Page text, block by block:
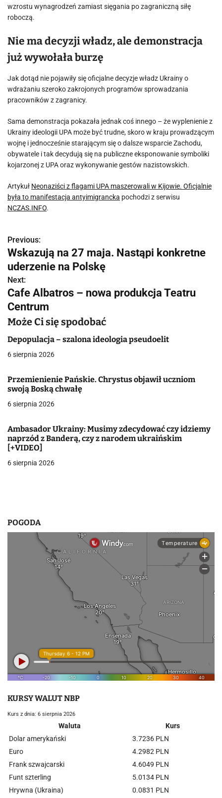
wzrostu wynagrodzeń zamiast sięgania po zagraniczną siłę
roboczą.
Nie ma decyzji władz, ale demonstracja
już wywołała burzę
Jak dotąd nie pojawiły się oficjalne decyzje władz Ukrainy o
wdrażaniu szeroko zakrojonych programów sprowadzania
pracowników z zagranicy.
Sama demonstracja pokazała jednak coś innego – że wyplenienie z
Ukrainy ideologii UPA może być trudne, skoro w kraju prowadzącym
wojnę i jednocześnie starającym się o dalsze wsparcie Zachodu,
obywatele i tak decydują się na publiczne eksponowanie symboliki
kojarzonej z UPA oraz wykonywanie gestów nazistowskich.
Artykuł Neonaziści z flagami UPA maszerowali w Kijowie. Oficjalnie
była to manifestacja antyimigrancka pochodzi z serwisu
NCZAS.INFO.
N
a
w
i
g
a
c
j
a
p
i
s
Previous:
Wskazują na 27 maja. Nastąpi konkretne
uderzenie na Polskę
Next:
Cafe Albatros – nowa produkcja Teatru
Centrum
Może Ci się spodobać
Depopulacja – szalona ideologia pseudoelit
6 sierpnia 2026
Przemienienie Pańskie. Chrystus objawił uczniom
swoją Boską chwałę
6 sierpnia 2026
Ambasador Ukrainy: Musimy zdecydować czy idziemy
naprzód z Banderą, czy z narodem ukraińskim
[+VIDEO]
6 sierpnia 2026
POGODA
KURSY WALUT NBP
Kurs z dnia: 6 sierpnia 2026
Waluta
Kurs
Dolar amerykański
3.7236 PLN
Euro
4.2982 PLN
Frank szwajcarski
4.6049 PLN
Funt szterling
5.0134 PLN
Hrywna (Ukraina)
0.0831 PLN